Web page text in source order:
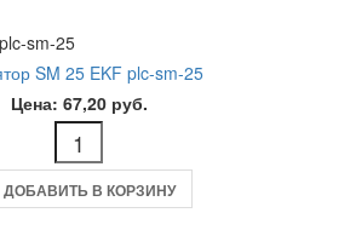
SM 25 EKF plc-sm-25
Цена: 67,20 руб.
ДОБАВИТЬ В КОРЗИНУ